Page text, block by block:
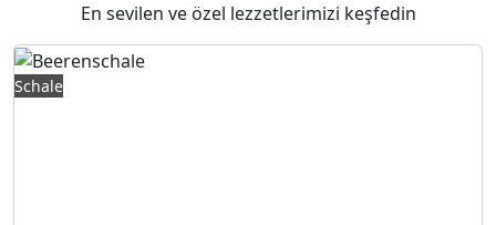
En sevilen ve özel lezzetlerimizi keşfedin
415,00 TL
Schale